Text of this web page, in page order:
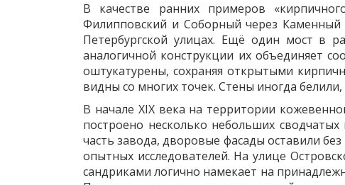
В качестве ранних примеров
Филипповский и Соборный через
Петербургской улицах. Ещё один мост в
аналогичной конструкции их объединяет
оштукатурены, сохраняя открытыми
видны со многих точек. Стены иногда
В начале XIX века на территории
построено несколько небольших
часть завода, дворовые фасады оставили
опытных исследователей. На улице
сандриками логично намекает на